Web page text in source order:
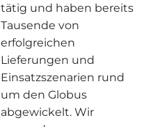
tätig und haben bereits
Tausende von
erfolgreichen
Lieferungen und
Einsatzszenarien rund
um den Globus
abgewickelt. Wir